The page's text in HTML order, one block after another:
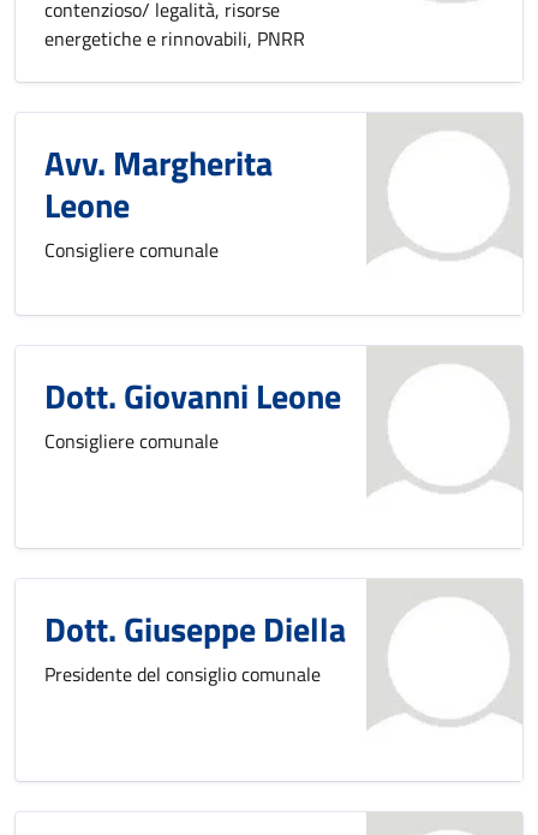
contenzioso/ legalità, risorse
energetiche e rinnovabili, PNRR
Avv. Margherita
Leone
Consigliere comunale
Dott. Giovanni Leone
Consigliere comunale
Dott. Giuseppe Diella
Presidente del consiglio comunale